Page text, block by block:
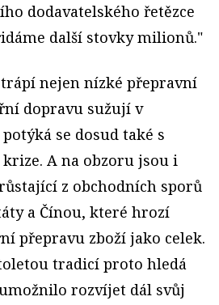
dodavatelského řetězce
další stovky milionů."
nejen nízké přepravní
dopravu sužují v
se dosud také s
A na obzoru jsou i
z obchodních sporů
a Čínou, které hrozí
přepravu zboží jako celek.
tradicí proto hledá
rozvíjet dál svůj